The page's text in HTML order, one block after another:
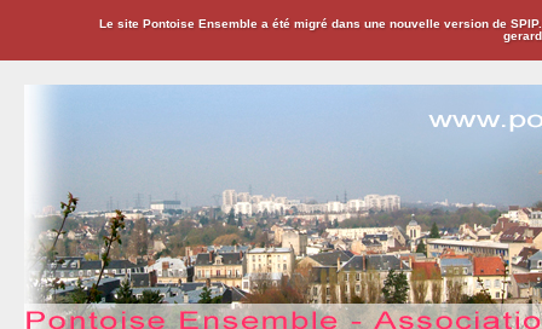
Le site Pontoise Ensemble a été migré dans une nouvelle version de